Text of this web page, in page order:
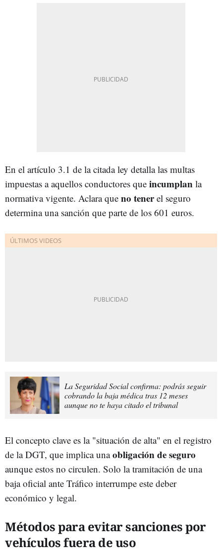
En el artículo 3.1 de la citada ley detalla las multas
impuestas a aquellos conductores que incumplan la
normativa vigente. Aclara que no tenerel seguro
determina una sanción que parte de los 601 euros.
La Seguridad Social confirma: podrás seguir
cobrando la baja médica tras 12 meses
aunque no te haya citado el tribunal
El concepto clave es la "situación de alta" en el registro
de la DGT, que implica unaobligación de seguro
aunque estos no circulen. Solo la tramitación de una
baja oficial ante Tráfico interrumpe este deber
económico y legal.
Métodos para evitar sanciones por
vehículos fuera de uso